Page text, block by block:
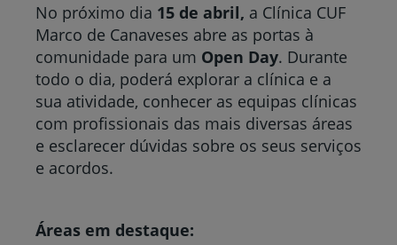
No próximo dia 15 de abril, a Clínica CUF
Marco de Canaveses abre as portas à
comunidade para um Open Day. Durante
todo o dia, poderá explorar a clínica e a
sua atividade, conhecer as equipas clínicas
com profissionais das mais diversas áreas
e esclarecer dúvidas sobre os seus serviços
e acordos.
Áreas em destaque: